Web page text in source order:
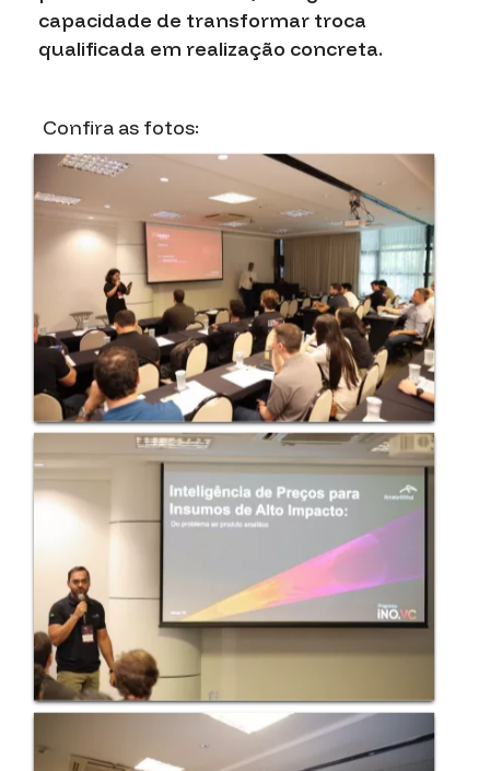
capacidade de transformar troca
qualificada em realização concreta.
Confira as fotos: